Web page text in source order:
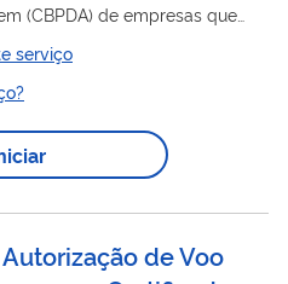
(CBPDA) de empresas que
é um documento
que determinado
Boas Práticas de Fabricação
dispostas na legislação em vigor. Clique aqui para saber mais.
serviço
de Voo